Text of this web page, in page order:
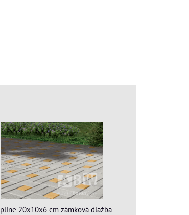
20x10x6 cm zámková dlažba